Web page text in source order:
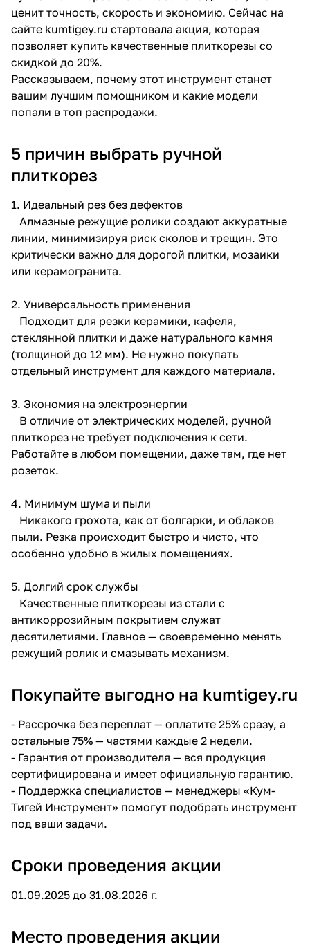
ценит точность, скорость и экономию. Сейчас на
сайте kumtigey.ru стартовала акция, которая
позволяет купить качественные плиткорезы со
скидкой до 20%.
Рассказываем, почему этот инструмент станет
вашим лучшим помощником и какие модели
попали в топ распродажи.
5 причин выбрать ручной
плиткорез
1. Идеальный рез без дефектов
Алмазные режущие ролики создают аккуратные
линии, минимизируя риск сколов и трещин. Это
критически важно для дорогой плитки, мозаики
или керамогранита.
2. Универсальность применения
Подходит для резки керамики, кафеля,
стеклянной плитки и даже натурального камня
(толщиной до 12 мм). Не нужно покупать
отдельный инструмент для каждого материала.
3. Экономия на электроэнергии
В отличие от электрических моделей, ручной
плиткорез не требует подключения к сети.
Работайте в любом помещении, даже там, где нет
розеток.
4. Минимум шума и пыли
Никакого грохота, как от болгарки, и облаков
пыли. Резка происходит быстро и чисто, что
особенно удобно в жилых помещениях.
5. Долгий срок службы
Качественные плиткорезы из стали с
антикоррозийным покрытием служат
десятилетиями. Главное — своевременно менять
режущий ролик и смазывать механизм.
Покупайте выгодно на kumtigey.ru
- Рассрочка без переплат — оплатите 25% сразу, а
остальные 75% — частями каждые 2 недели.
- Гарантия от производителя — вся продукция
сертифицирована и имеет официальную гарантию.
- Поддержка специалистов — менеджеры «Кум-
Тигей Инструмент» помогут подобрать инструмент
под ваши задачи.
Сроки проведения акции
01.09.2025 до 31.08.2026 г.
Место проведения акции
Подробнее
об оплате Плайтом
25
недели
раз в 2 недели
Остались вопросы?
8 800 302-02-51